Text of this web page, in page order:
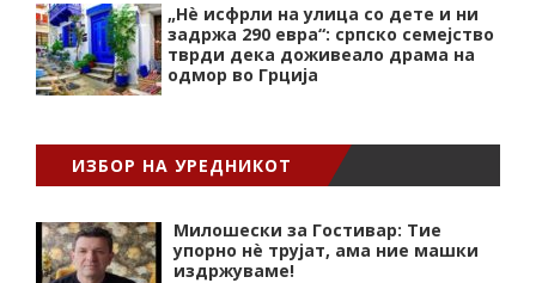
„Нѐ исфрли на улица со дете и ни
задржа 290 евра“: српско семејство
тврди дека доживеало драма на
одмор во Грција
ИЗБОР НА УРЕДНИКОТ
Милошески за Гостивар: Тие
упорно нѐ трујат, ама ние машки
издржуваме!